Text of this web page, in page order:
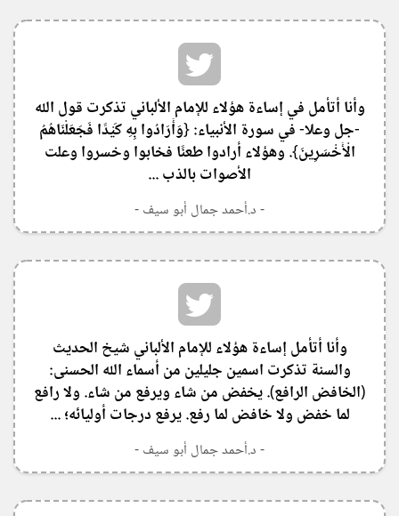
‏وأنا أتأمل في إساءة هؤلاء للإمام الألباني تذكرت قول الله
-جل وعلا- في سورة الأنبياء: {وَأَرَادُوا بِهِ كَيْدًا فَجَعَلْنَاهُمُ
الْأَخْسَرِينَ}. وهؤلاء أرادوا طعنًا فخابوا وخسروا وعلت
الأصوات بالذب ...
- د.أحمد جمال أبو سيف -
‏وأنا أتأمل إساءة هؤلاء للإمام الألباني شيخ الحديث
والسنة تذكرت اسمين جليلين من أسماء الله الحسنى:
(الخافض الرافع). يخفض من شاء ويرفع من شاء. ولا رافع
لما خفض ولا خافض لما رفع. يرفع درجات أوليائه؛ ...
- د.أحمد جمال أبو سيف -